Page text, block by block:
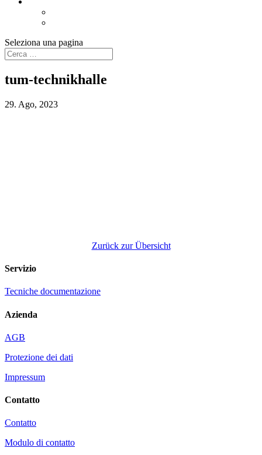
Seleziona una pagina
tum-technikhalle
29. Ago, 2023
Zurück zur Übersicht
Servizio
Tecniche documentazione
Azienda
AGB
Protezione dei dati
Impressum
Contatto
Contatto
Modulo di contatto